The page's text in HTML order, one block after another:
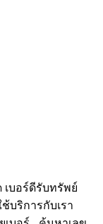
บอร์ดีรับทรัพย์
บริการกับเรา